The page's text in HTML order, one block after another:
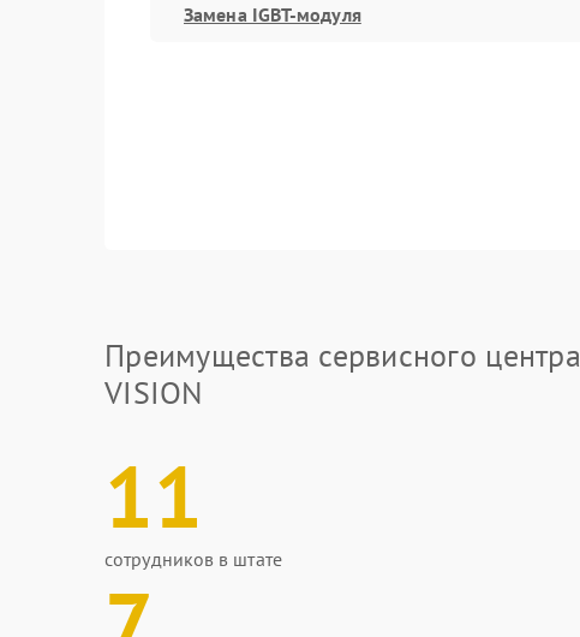
Замена IGBT-модуля
Преимущества сервисного центра
VISION
11
сотрудников в штате